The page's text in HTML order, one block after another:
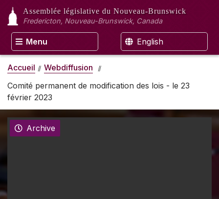
Assemblée législative du Nouveau-Brunswick
Fredericton, Nouveau-Brunswick, Canada
Menu English
Accueil
Webdiffusion
Comité permanent de modification des lois - le 23
février 2023
Archive